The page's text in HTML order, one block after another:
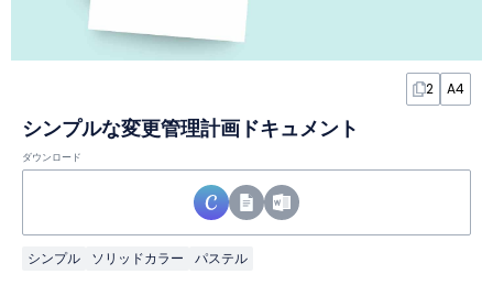
2 A4
シンプルな変更管理計画ドキュメント
ダウンロード
シンプル ソリッドカラー パステル